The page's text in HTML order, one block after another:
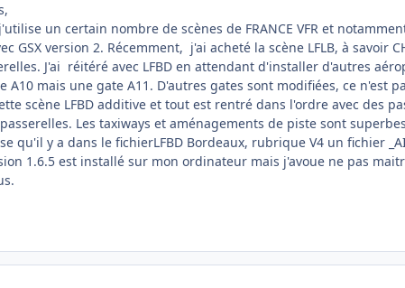
un certain nombre de scènes de FRANCE VFR et
GSX version 2. Récemment, j'ai acheté la scène LFLB, à savoir
J'ai réitéré avec LFBD en attendant d'installer d'autres
A10 mais une gate A11. D'autres gates sont modifiées, ce n'est
scène LFBD additive et tout est rentré dans l'ordre avec des
Les taxiways et aménagements de piste sont
qu'il y a dans le fichierLFBD Bordeaux, rubrique V4 un fichier
1.6.5 est installé sur mon ordinateur mais j'avoue ne pas